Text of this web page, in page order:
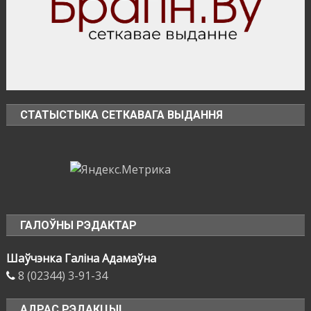
СТАТЫСТЫКА СЕТКАВАГА ВЫДАННЯ
ГАЛОЎНЫ РЭДАКТАР
Шаўчэнка Галіна Адамаўна
8 (02344) 3-91-34